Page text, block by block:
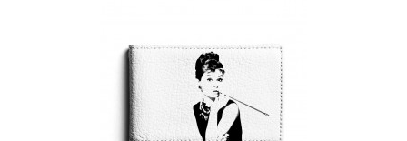
КУПИТЬ